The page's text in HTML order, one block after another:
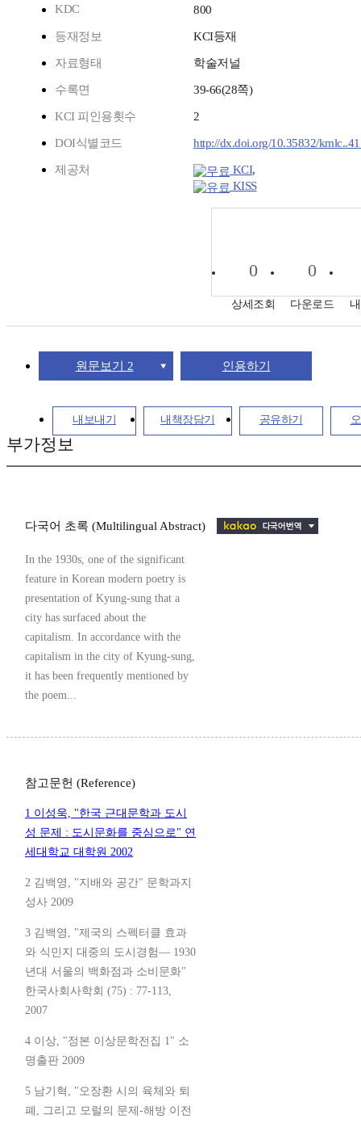
KDC
800
등재정보 KCI등재
자료형태 학술저널
수록면 39-66(28쪽)
KCI 피인용횟수 2
DOI식별코드 http://dx.doi.org/10.35832/
제공처 KCI,
KISS
0
상세조회
0
다운로드
원문보기 2 인용하기
내보내기 내책장담기 공유하기
부가정보
다국어 초록 (Multilingual Abstract)
In the 1930s, one of the significant
feature in Korean modern poetry is
presentation of Kyung-sung that a
city has surfaced about the
capitalism. In accordance with the
capitalism in the city of Kyung-sung,
it has been frequently mentioned by
the poem...
참고문헌 (Reference)
1 이성욱, "한국 근대문학과 도시
성 문제 : 도시문화를 중심으로" 연
세대학교 대학원 2002
2 김백영, "지배와 공간" 문학과지
성사 2009
3 김백영, "제국의 스펙터클 효과
와 식민지 대중의 도시경험― 1930
년대 서울의 백화점과 소비문화"
한국사회사학회 (75) : 77-113,
2007
4 이상, "정본 이상문학전집 1" 소
명출판 2009
5 남기혁, "오장환 시의 육체와 퇴
폐, 그리고 모럴의 문제-해방 이전